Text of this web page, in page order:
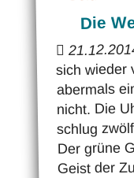
Die
sich wieder
abermals
nicht. Die
schlug
Der grüne
Geist der